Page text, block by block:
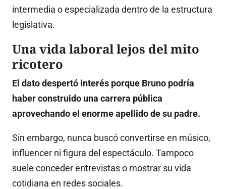
intermedia o especializada dentro de la estructura
legislativa.
Una vida laboral lejos del mito
ricotero
El dato despertó interés porque Bruno podría
haber construido una carrera pública
aprovechando el enorme apellido de su padre.
Sin embargo, nunca buscó convertirse en músico,
influencer ni figura del espectáculo. Tampoco
suele conceder entrevistas o mostrar su vida
cotidiana en redes sociales.